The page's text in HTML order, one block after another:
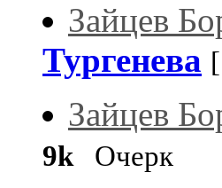
Зайцев
Тургенева
Зайцев
9kОчерк